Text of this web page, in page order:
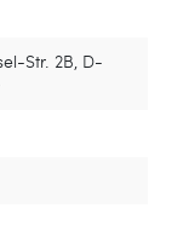
Str. 2B, D-